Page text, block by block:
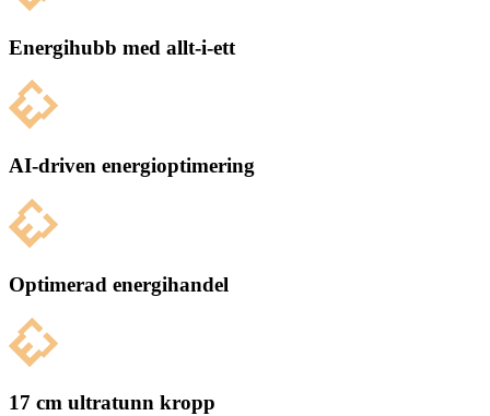
Energihubb med allt-i-ett
AI-driven energioptimering
Optimerad energihandel
17 cm ultratunn kropp